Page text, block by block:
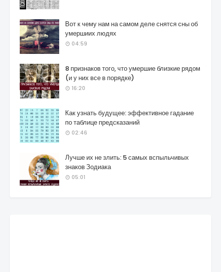
Вот к чему нам на самом деле снятся сны об
умершиих людях
04:59
8 признаков того, что умершие близкие рядом
(и у них все в порядке)
16:20
Как узнать будущее: эффективное гадание
по таблице предсказаний
02:46
Лучше их не злить: 5 самых вспыльчивых
знаков Зодиака
05:01